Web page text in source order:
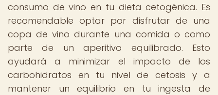
consumo de vino en tu dieta cetogénica. Es
recomendable optar por disfrutar de una
copa de vino durante una comida o como
parte de un aperitivo equilibrado. Esto
ayudará a minimizar el impacto de los
carbohidratos en tu nivel de cetosis y a
mantener un equilibrio en tu ingesta de